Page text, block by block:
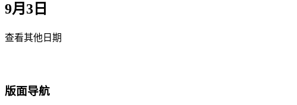
9月3日
查看其他日期
版面导航